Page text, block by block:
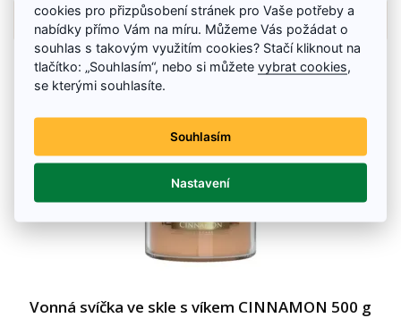
Detail zboží
Vonná svíčka ve skle s víkem CINNAMON 500 g
cookies pro přizpůsobení stránek pro Vaše potřeby a
nabídky přímo Vám na míru. Můžeme Vás požádat o
souhlas s takovým využitím cookies? Stačí kliknout na
tlačítko: „Souhlasím“, nebo si můžetevybrat cookies
se kterými souhlasíte.
Souhlasím
Nastavení